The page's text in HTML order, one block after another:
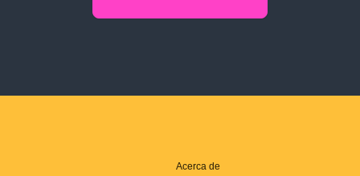
Acerca de